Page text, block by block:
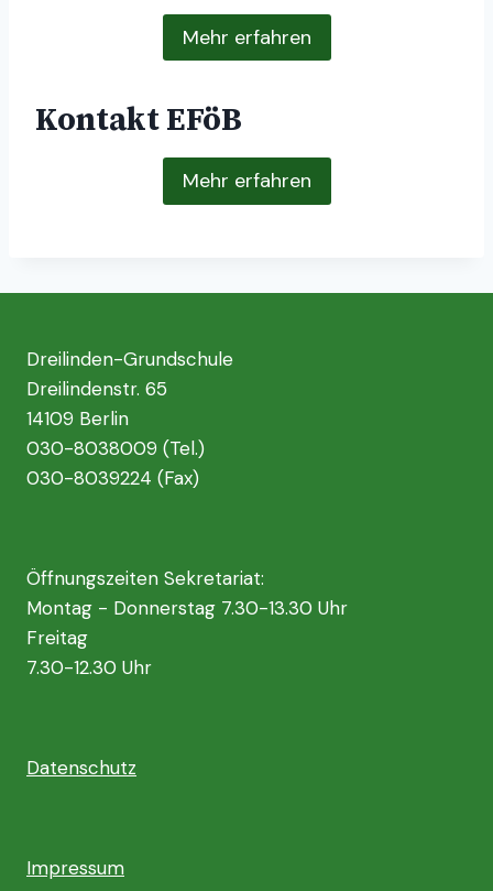
Mehr erfahren
Kontakt EFöB
Mehr erfahren
Dreilinden-Grundschule
Dreilindenstr. 65
14109 Berlin
030-8038009 (Tel.)
030-8039224 (Fax)
Öffnungszeiten Sekretariat:
Montag - Donnerstag 7.30-13.30 Uhr
Freitag
7.30-12.30 Uhr
Datenschutz
Impressum